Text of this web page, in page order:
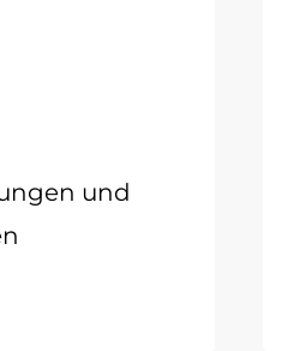
und